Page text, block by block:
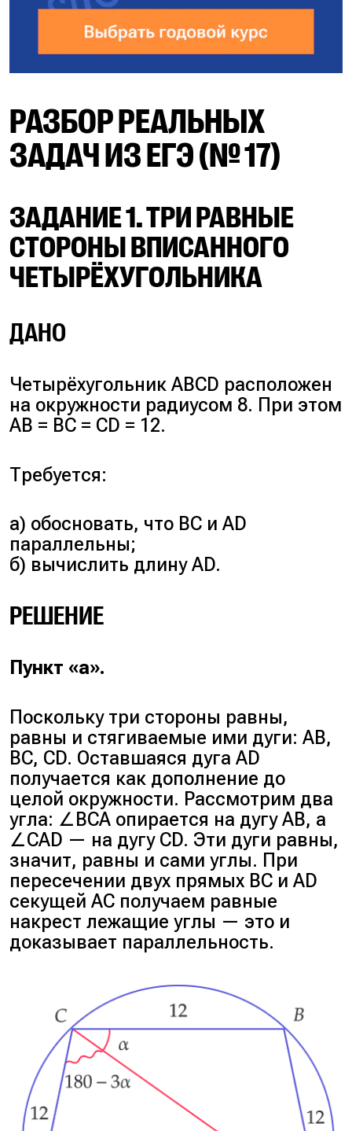
РАЗБОР РЕАЛЬНЫХ
ЗАДАЧ ИЗ ЕГЭ (№ 17)
ЗАДАНИЕ 1. ТРИ РАВНЫЕ
СТОРОНЫ ВПИСАННОГО
ЧЕТЫРЁХУГОЛЬНИКА
ДАНО
Четырёхугольник ABCD расположен
на окружности радиусом 8. При этом
AB = BC = CD = 12.
Требуется:
а) обосновать, что BC и AD
параллельны;
б) вычислить длину AD.
РЕШЕНИЕ
Пункт «а».
Поскольку три стороны равны,
равны и стягиваемые ими дуги: AB,
BC, CD. Оставшаяся дуга AD
получается как дополнение до
целой окружности. Рассмотрим два
угла: ∠BCA опирается на дугу AB, а
∠CAD — на дугу CD. Эти дуги равны,
значит, равны и сами углы. При
пересечении двух прямых BC и AD
секущей AC получаем равные
накрест лежащие углы — это и
доказывает параллельность.